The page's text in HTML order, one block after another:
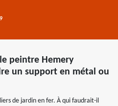
peintre Hemery
un support en métal ou
de jardin en fer. À qui faudrait-il